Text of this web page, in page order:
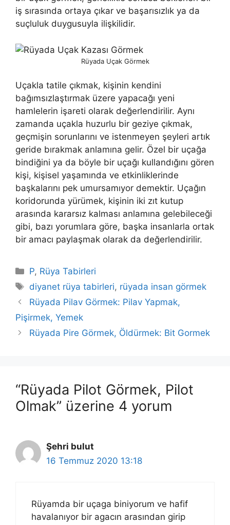
iş sırasında or­taya çıkar ve başarısızlık ya da
suçluluk duygusuyla ilişkilidir.
Rüyada Uçak Görmek
Uçakla tatile çıkmak, kişinin kendini
bağımsızlaştırmak üzere ya­pacağı yeni
hamlelerin işareti olarak değerlendirilir. Aynı
zaman­da uçakla huzurlu bir geziye çıkmak,
geçmişin sorunlarını ve is­tenmeyen şeyleri artık
geride bırakmak anlamına gelir. Özel bir uçağa
bindiğini ya da böyle bir uçağı kullandığını gören
kişi, kişisel yaşamında ve etkinliklerinde
başkalarını pek umursamıyor de­mektir. Uçağın
koridorunda yürümek, kişinin iki zıt kutup
arasında kararsız kalması anlamına gelebileceği
gibi, bazı yorumlara göre, başka insanlarla ortak
bir amacı paylaşmak olarak da değerlen­dirilir.
Kategoriler
P, Rüya Tabirleri
Etiketler
diyanet rüya tabirleri, rüyada insan görmek
Rüyada Pilav Görmek: Pilav Yapmak,
Pişirmek, Yemek
Rüyada Pire Görmek, Öldürmek: Bit Gormek
“Rüyada Pilot Görmek, Pilot
Olmak” üzerine 4 yorum
Şehri bulut
16 Temmuz 2020 13:18
Rüyamda bir uçaga biniyorum ve hafif
havalanıyor bir agacın arasından girip